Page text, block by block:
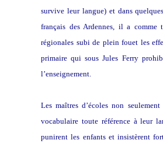
survive leur langue) et dans
français des Ardennes, il a comme
régionales subi de plein fouet les
primaire qui sous Jules Ferry
l’enseignement.
Les maîtres d’écoles non
vocabulaire toute référence à leur
punirent les enfants et insistèrent